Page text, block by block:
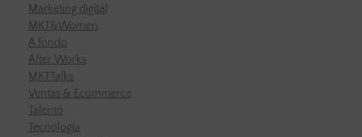
Marketing digital
MKT&Women
A fondo
After Works
MKTTalks
Ventas & Ecommerce
Talento
Tecnología